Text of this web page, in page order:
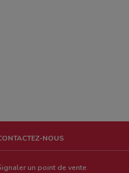
NOUS
un point de vente